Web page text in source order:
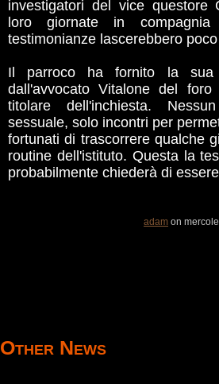
investigatori del vice questore
loro giornate in
testimonianze lascerebbero
Il parroco ha fornito la sua
dall'avvocato Vitalone del
titolare dell'inchiesta.
sessuale, solo incontri per
fortunati di trascorrere qualche
routine dell'istituto. Questa la
probabilmente chiederà di
adam on
Other News